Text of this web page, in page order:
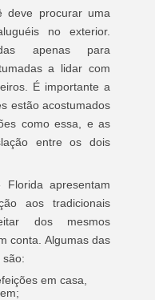
deve procurar uma
no exterior.
apenas para
a lidar com
É importante a
estão acostumados
como essa, e as
entre os dois
apresentam
aos tradicionais
dos mesmos
conta. Algumas das
são:
em casa,